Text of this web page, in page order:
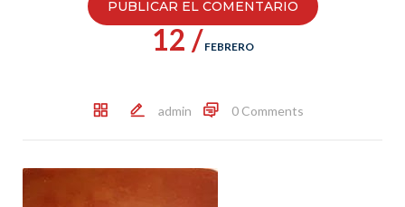
12 / FEBRERO
admin 0 Comments